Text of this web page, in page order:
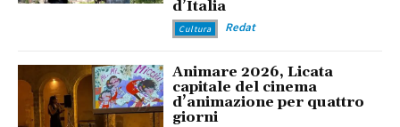
d’Italia
Cultura Redat
Animare 2026, Licata
capitale del cinema
d’animazione per quattro
giorni